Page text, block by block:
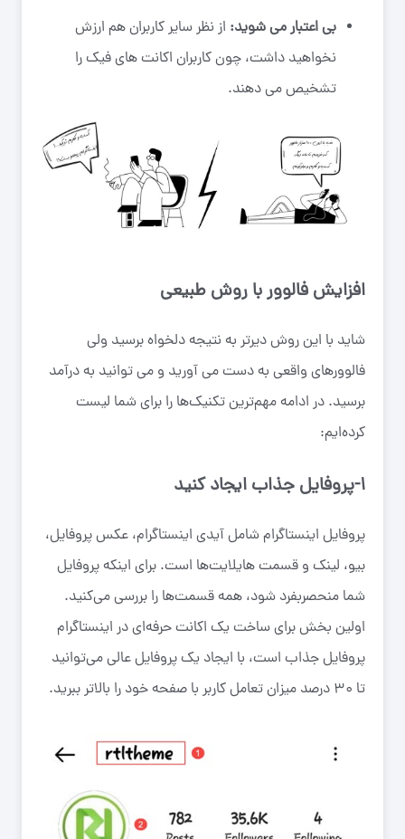
بی اعتبار می شوید: از نظر سایر کاربران هم ارزش
نخواهید داشت، چون کاربران اکانت های فیک را
تشخیص می دهند.
افزایش فالوور با روش طبیعی
شاید با این روش دیرتر به نتیجه دلخواه برسید ولی
فالوورهای واقعی به دست می آورید و می توانید به درآمد
برسید. در ادامه مهم‌ترین تکنیک‌ها را برای شما لیست
کرده‌ایم:
۱-پروفایل جذاب ایجاد کنید
پروفایل اینستاگرام شامل آیدی اینستاگرام، عکس پروفایل،
بیو، لینک و قسمت هایلایت‌ها است. برای اینکه پروفایل
شما منحصربفرد شود، همه قسمت‌ها را بررسی می‌کنید.
اولین بخش برای ساخت یک اکانت حرفه‌ای در اینستاگرام
پروفایل جذاب است، با ایجاد یک پروفایل عالی می‌توانید
تا ۳۰ درصد میزان تعامل کاربر با صفحه خود را بالاتر ببرید.